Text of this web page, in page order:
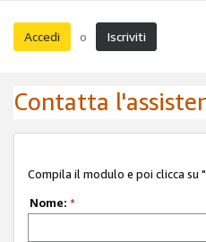
Accedi o Iscriviti
Contatta
Compila il modulo e poi clicca su
Nome: *